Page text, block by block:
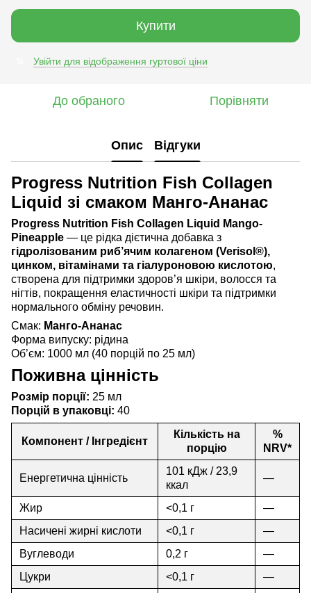
Купити
Увійти для відображення гуртової ціни
До обраного Порівняти
Опис Відгуки
Progress Nutrition Fish Collagen
Liquid зі смаком Манго-Ананас
Progress Nutrition Fish Collagen Liquid Mango-
Pineapple — це рідка дієтична добавка з
гідролізованим риб’ячим колагеном (Verisol®),
цинком, вітамінами та гіалуроновою кислотою,
створена для підтримки здоров’я шкіри, волосся та
нігтів, покращення еластичності шкіри та підтримки
нормального обміну речовин.
Смак: Манго-Ананас
Форма випуску: рідина
Об’єм: 1000 мл (40 порцій по 25 мл)
Поживна цінність
Розмір порції: 25 мл
Порцій в упаковці: 40
Компонент / Інгредієнт
Кількість на
порцію
%
NRV*
Енергетична цінність
101 кДж / 23,9
ккал
—
Жир <0,1 г
—
Насичені жирні кислоти
<0,1 г
—
Вуглеводи
0,2 г
—
Цукри
<0,1 г
—